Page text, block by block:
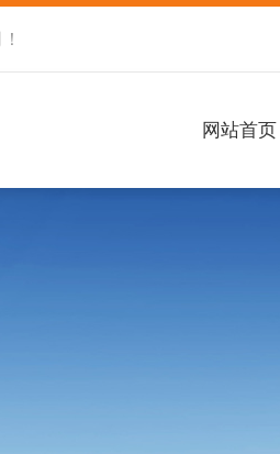
！
网站首页